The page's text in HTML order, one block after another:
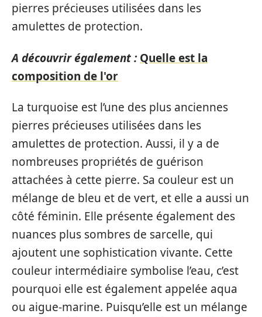
pierres précieuses utilisées dans les
amulettes de protection.
A découvrir également : Quelle est la
composition de l'or
La turquoise est l’une des plus anciennes
pierres précieuses utilisées dans les
amulettes de protection. Aussi, il y a de
nombreuses propriétés de guérison
attachées à cette pierre. Sa couleur est un
mélange de bleu et de vert, et elle a aussi un
côté féminin. Elle présente également des
nuances plus sombres de sarcelle, qui
ajoutent une sophistication vivante. Cette
couleur intermédiaire symbolise l’eau, c’est
pourquoi elle est également appelée aqua
ou aigue-marine. Puisqu’elle est un mélange